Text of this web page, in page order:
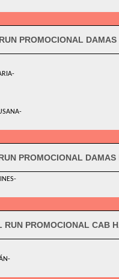
PROMOCIONAL DAMAS
PROMOCIONAL DAMAS
RUN PROMOCIONAL CAB